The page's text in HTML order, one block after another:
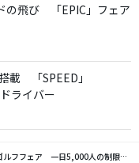
の飛び 「EPIC」フェア
載 「SPEED」
ドライバー
フェア 一日5,000人の制限ありで開催